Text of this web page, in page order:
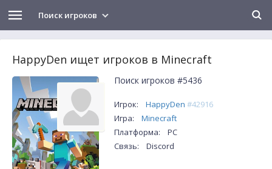
Поиск игроков
HappyDen ищет игроков в Minecraft
Поиск игроков #5436
Игрок: HappyDen #42916
Игра:
Minecraft
Платформа:
PC
Связь:
Discord